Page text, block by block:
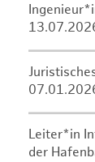
Leiter*in
der